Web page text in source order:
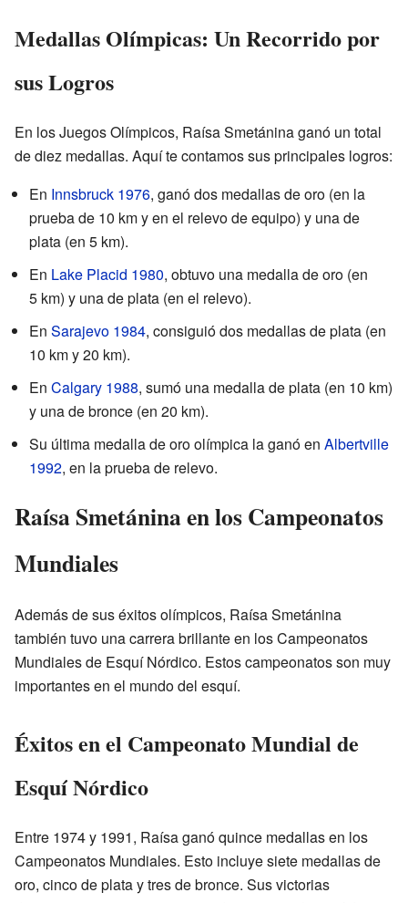
Medallas Olímpicas: Un Recorrido por
sus Logros
En los Juegos Olímpicos, Raísa Smetánina ganó un total
de diez medallas. Aquí te contamos sus principales logros:
En Innsbruck 1976, ganó dos medallas de oro (en la
prueba de 10 kmy en el relevo de equipo) y una de
plata (en 5 km).
En Lake Placid 1980, obtuvo una medalla de oro (en
5 km) y una de plata (en el relevo).
En Sarajevo 1984, consiguió dos medallas de plata (en
10 kmy20 km).
En Calgary 1988, sumó una medalla de plata (en 10 km)
y una de bronce (en 20 km).
Su última medalla de oro olímpica la ganó en Albertville
1992, en la prueba de relevo.
Raísa Smetánina en los Campeonatos
Mundiales
Además de sus éxitos olímpicos, Raísa Smetánina
también tuvo una carrera brillante en los Campeonatos
Mundiales de Esquí Nórdico. Estos campeonatos son muy
importantes en el mundo del esquí.
Éxitos en el Campeonato Mundial de
Esquí Nórdico
Entre 1974 y 1991, Raísa ganó quince medallas en los
Campeonatos Mundiales. Esto incluye siete medallas de
oro, cinco de plata y tres de bronce. Sus victorias